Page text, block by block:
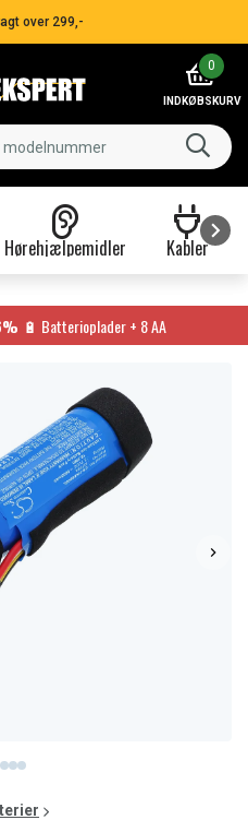
over 299,-
0
INDKØBSKURV
Hørehjælpemidler Kabler
🔋 Batterioplader + 8 AA
item
2
item
3
item
4